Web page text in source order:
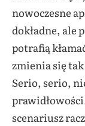
nowoczesne
dokładne, ale
potrafią
zmienia się
Serio, serio,
scenariusz